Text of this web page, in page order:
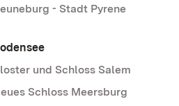
- Stadt Pyrene
und Schloss Salem
Schloss Meersburg